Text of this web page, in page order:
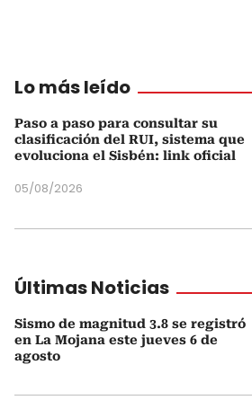
Lo más leído
Paso a paso para consultar su
clasificación del RUI, sistema que
evoluciona el Sisbén: link oficial
05/08/2026
Últimas Noticias
Sismo de magnitud 3.8 se registró
en La Mojana este jueves 6 de
agosto